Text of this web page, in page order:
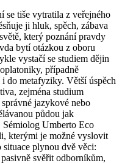
se tiše vytratila z veřejného
ji hluk, spěch, zábava
který poznání pravdy
bytí otázkou z oboru
vystačí se studiem dějin
případně
do metafyziky. Větší úspěch
zejména studium
jazykové nebo
půdou jak
Umberto Eco
kterými je možné vyslovit
plynou dvě věci:
svěřit odborníkům,